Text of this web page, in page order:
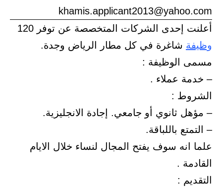
khamis.applicant2013@yahoo.com
أعلنت إحدى الشركات المتخصصة عن توفر 120
وظيفة شاغرة في كل مطار الرياض وجدة.
مسمى الوظيفة :
– خدمة عملاء .
الشروط :
– مؤهل ثانوي أو جامعي. إجادة الانجليزية.
– التمتع باللباقة.
علما انه سوف يفتح المجال لنساء خلال الايام
القادمة .
التقديم :